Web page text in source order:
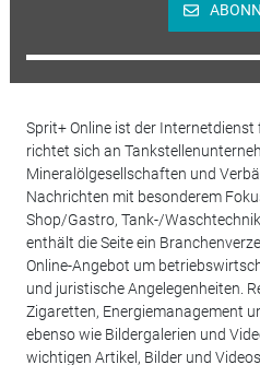
Sprit+ Online ist der
richtet sich an
Mineralölgesellschaften und
Nachrichten mit besonderem
Shop/Gastro, Tank-/
enthält die Seite ein
Online-Angebot um
und juristische Angelegenheiten.
Zigaretten, Energiemanagement
ebenso wie Bildergalerien und
wichtigen Artikel, Bilder und